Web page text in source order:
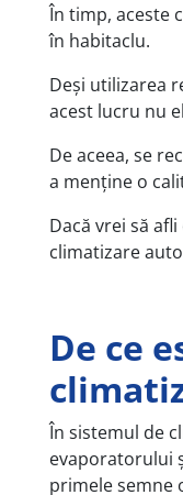
În timp, aceste
în habitaclu.
Deși utilizarea
acest lucru nu
De aceea, se
a menține o
Dacă vrei să
climatizare
De ce
În sistemul de
evaporatorului
primele semne